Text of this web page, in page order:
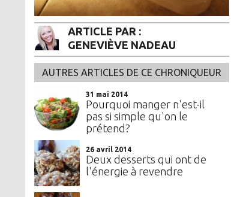
ARTICLE PAR :
GENEVIÈVE NADEAU
AUTRES ARTICLES DE CE CHRONIQUEUR
31 mai 2014
Pourquoi manger n'est-il
pas si simple qu'on le
prétend?
26 avril 2014
Deux desserts qui ont de
l'énergie à revendre